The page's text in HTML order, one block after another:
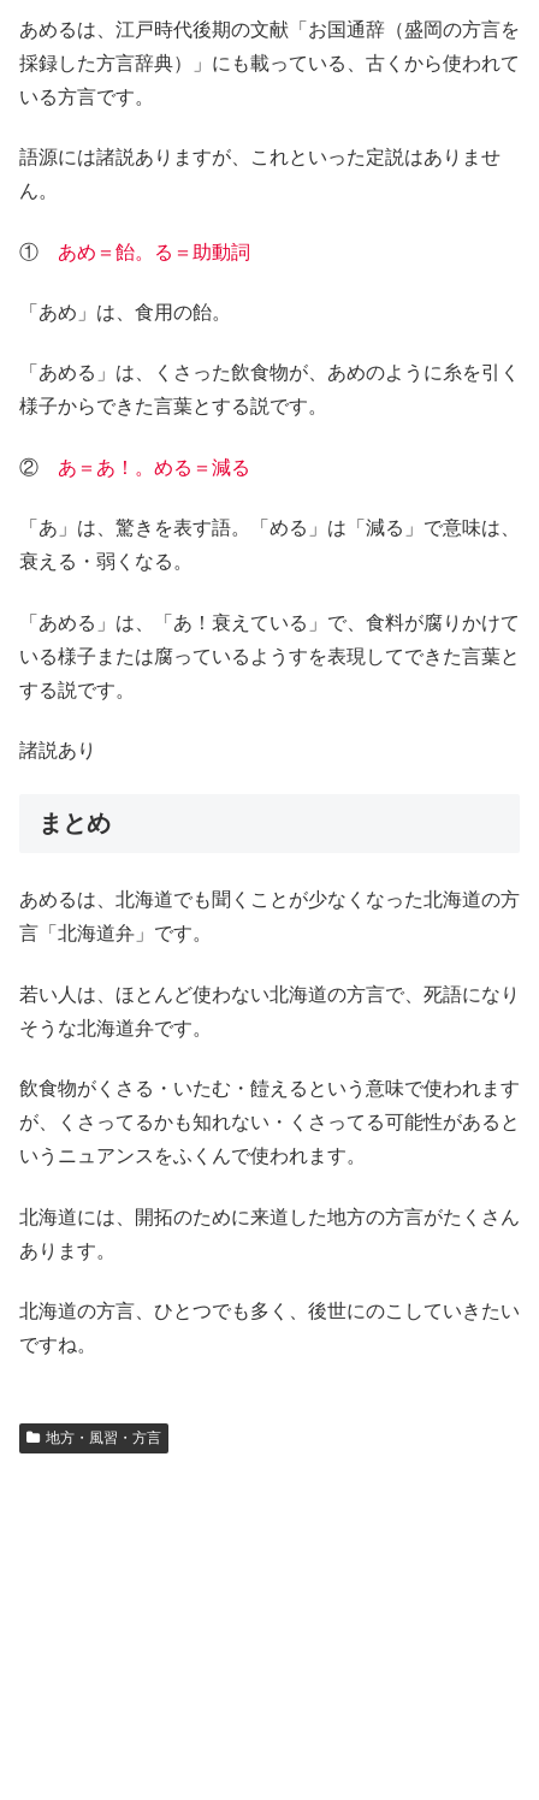
あめるは、江戸時代後期の文献「お国通辞（盛岡の方言を
採録した方言辞典）」にも載っている、古くから使われて
いる方言です。
語源には諸説ありますが、これといった定説はありませ
ん。
① あめ＝飴。る＝助動詞
「あめ」は、食用の飴。
「あめる」は、くさった飲食物が、あめのように糸を引く
様子からできた言葉とする説です。
② あ＝あ！。める＝減る
「あ」は、驚きを表す語。「める」は「減る」で意味は、
衰える・弱くなる。
「あめる」は、「あ！衰えている」で、食料が腐りかけて
いる様子または腐っているようすを表現してできた言葉と
する説です。
諸説あり
まとめ
あめるは、北海道でも聞くことが少なくなった北海道の方
言「北海道弁」です。
若い人は、ほとんど使わない北海道の方言で、死語になり
そうな北海道弁です。
飲食物がくさる・いたむ・饐えるという意味で使われます
が、くさってるかも知れない・くさってる可能性があると
いうニュアンスをふくんで使われます。
北海道には、開拓のために来道した地方の方言がたくさん
あります。
北海道の方言、ひとつでも多く、後世にのこしていきたい
ですね。
地方・風習・方言